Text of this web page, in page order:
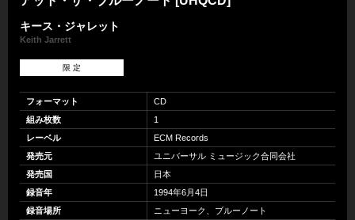
キース・ジャレット
Keith Jarrett
限 定
フォーマット
CD
組み枚数
1
レーベル
ECM Records
発売元
ユニバーサル ミュージック合同会社
発売国
日本
録音年
1994年6月4日
録音場所
ニューヨーク、ブルーノート